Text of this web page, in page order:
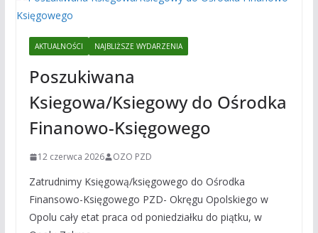
AKTUALNOŚCI NAJBLIŻSZE WYDARZENIA
Poszukiwana
Ksiegowa/Ksiegowy do Ośrodka
Finanowo-Księgowego
12 czerwca 2026 OZO PZD
Zatrudnimy Księgową/księgowego do Ośrodka
Finansowo-Księgowego PZD- Okręgu Opolskiego w
Opolu cały etat praca od poniedziałku do piątku, w